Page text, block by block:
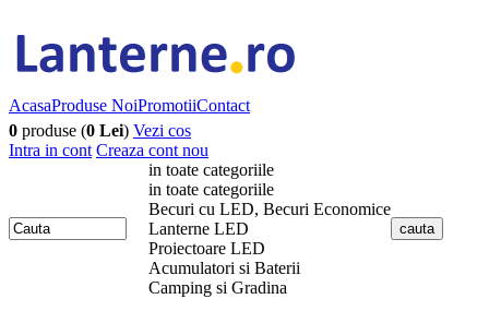
AcasaProduse NoiPromotiiContact
0 produse (0 Lei) Vezi cos
Intra in cont Creaza cont nou
in toate categoriile
in toate categoriile
Becuri cu LED, Becuri Economice
Lanterne LED
Proiectoare LED
Acumulatori si Baterii
Camping si Gradina